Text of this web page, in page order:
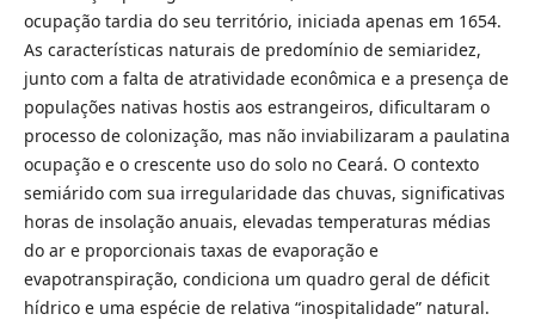
ocupação tardia do seu território, iniciada apenas em 1654.
As características naturais de predomínio de semiaridez,
junto com a falta de atratividade econômica e a presença de
populações nativas hostis aos estrangeiros, dificultaram o
processo de colonização, mas não inviabilizaram a paulatina
ocupação e o crescente uso do solo no Ceará. O contexto
semiárido com sua irregularidade das chuvas, significativas
horas de insolação anuais, elevadas temperaturas médias
do ar e proporcionais taxas de evaporação e
evapotranspiração, condiciona um quadro geral de déficit
hídrico e uma espécie de relativa “inospitalidade” natural.